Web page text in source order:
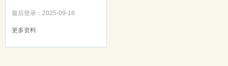
最后登录：2025-09-18
更多资料